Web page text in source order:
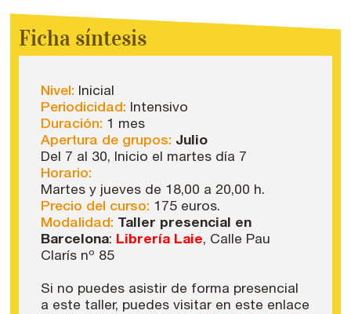
Ficha síntesis
Nivel: Inicial
Periodicidad: Intensivo
Duración: 1 mes
Apertura de grupos: Julio
Del 7 al 30, Inicio el martes día 7
Horario:
Martes y jueves de 18,00 a 20,00 h.
Precio del curso: 175 euros.
Modalidad: Taller presencial en
Barcelona: Librería Laie, Calle Pau
Clarís nº 85
Si no puedes asistir de forma presencial
a este taller, puedes visitar en este enlace